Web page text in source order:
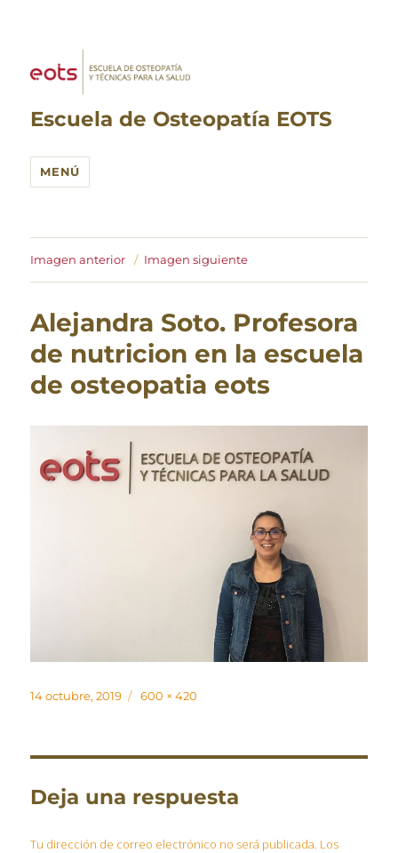
Escuela de Osteopatía EOTS
MENÚ
Imagen anterior Imagen siguiente
Alejandra Soto. Profesora
de nutricion en la escuela
de osteopatia eots
Publicado
14 octubre, 2019
Tamaño
600 × 420
Deja una respuesta
Tu dirección de correo electrónico no será publicada. Los